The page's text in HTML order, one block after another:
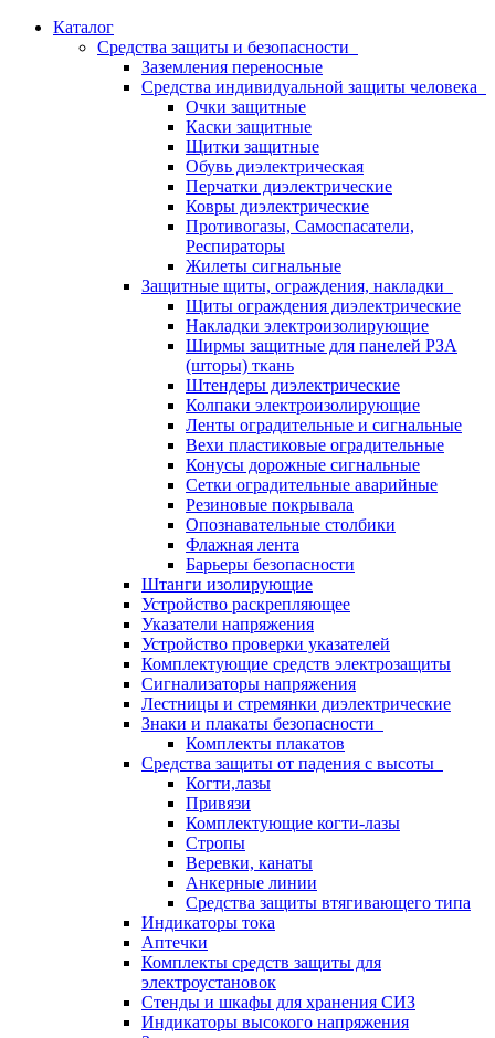
Каталог
Средства защиты и безопасности
Заземления переносные
Средства индивидуальной защиты человека
Очки защитные
Каски защитные
Щитки защитные
Обувь диэлектрическая
Перчатки диэлектрические
Ковры диэлектрические
Противогазы, Самоспасатели,
Респираторы
Жилеты сигнальные
Защитные щиты, ограждения, накладки
Щиты ограждения диэлектрические
Накладки электроизолирующие
Ширмы защитные для панелей РЗА
(шторы) ткань
Штендеры диэлектрические
Колпаки электроизолирующие
Ленты оградительные и сигнальные
Вехи пластиковые оградительные
Конусы дорожные сигнальные
Сетки оградительные аварийные
Резиновые покрывала
Опознавательные столбики
Флажная лента
Барьеры безопасности
Штанги изолирующие
Устройство раскрепляющее
Указатели напряжения
Устройство проверки указателей
Комплектующие средств электрозащиты
Сигнализаторы напряжения
Лестницы и стремянки диэлектрические
Знаки и плакаты безопасности
Комплекты плакатов
Средства защиты от падения с высоты
Когти,лазы
Привязи
Комплектующие когти-лазы
Стропы
Веревки, канаты
Анкерные линии
Средства защиты втягивающего типа
Индикаторы тока
Аптечки
Комплекты средств защиты для
электроустановок
Стенды и шкафы для хранения СИЗ
Индикаторы высокого напряжения